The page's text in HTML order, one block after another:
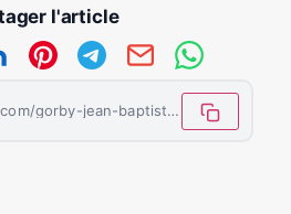
l'article
https://letemoinhaiti.com/gorby-jean-baptiste-sur-la-possibilite-de-jouer-pour-haiti/